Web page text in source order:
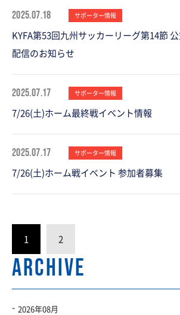
2025.07.18 サポーター情報
KYFA第53回九州サッカーリーグ第14節
配信のお知らせ
2025.07.17 サポーター情報
7/26(土)ホーム最終戦イベント情報
2025.07.17 サポーター情報
7/26(土)ホーム戦イベント 参加者募集
1 2
ARCHIVE
2026年08月